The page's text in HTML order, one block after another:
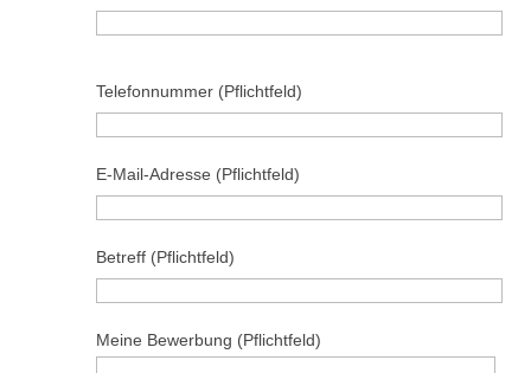
t
a
s
i
e
t
t
s
s
Telefonnummer (Pflichtfeld)
E-Mail-Adresse (Pflichtfeld)
Betreff (Pflichtfeld)
Meine Bewerbung (Pflichtfeld)